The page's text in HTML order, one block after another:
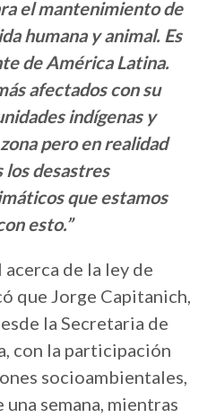
el mantenimiento de
humana y animal. Es
de América Latina.
afectados con su
indígenas y
pero en realidad
los desastres
que estamos
esto.”
de la ley de
que Jorge Capitanich,
la Secretaria de
con la participación
socioambientales,
semana, mientras